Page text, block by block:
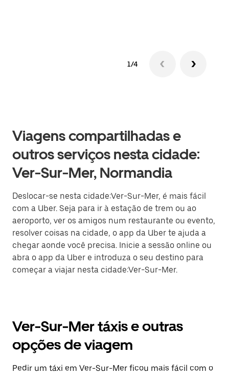
1/4
Viagens compartilhadas e
outros serviços nesta cidade:
Ver-Sur-Mer, Normandia
Deslocar-se nesta cidade:Ver-Sur-Mer, é mais fácil
com a Uber. Seja para ir à estação de trem ou ao
aeroporto, ver os amigos num restaurante ou evento,
resolver coisas na cidade, o app da Uber te ajuda a
chegar aonde você precisa. Inicie a sessão online ou
abra o app da Uber e introduza o seu destino para
começar a viajar nesta cidade:Ver-Sur-Mer.
Ver-Sur-Mer táxis e outras
opções de viagem
Pedir um táxi em Ver-Sur-Mer ficou mais fácil com o